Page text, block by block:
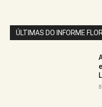
ÚLTIMAS DO INFORME